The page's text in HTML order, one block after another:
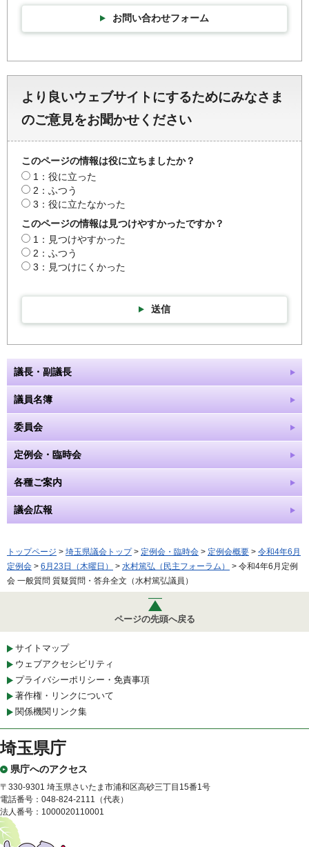
お問い合わせフォーム
より良いウェブサイトにするためにみなさま
のご意見をお聞かせください
このページの情報は役に立ちましたか？
1：役に立った
2：ふつう
3：役に立たなかった
このページの情報は見つけやすかったですか？
1：見つけやすかった
2：ふつう
3：見つけにくかった
送信
議長・副議長
議員名簿
委員会
定例会・臨時会
各種ご案内
議会広報
トップページ > 埼玉県議会トップ> 定例会・臨時会 > 定例会概要 > 令和4年6月
定例会 > 6月23日（木曜日） > 水村篤弘（民主フォーラム）
> 令和4年6月定例
会 一般質問 質疑質問・答弁全文（水村篤弘議員）
ページの先頭へ戻る
サイトマップ
ウェブアクセシビリティ
プライバシーポリシー・免責事項
著作権・リンクについて
関係機関リンク集
埼玉県庁
県庁へのアクセス
〒330-9301 埼玉県さいたま市浦和区高砂三丁目15番1号
電話番号：048-824-2111（代表）
法人番号：1000020110001